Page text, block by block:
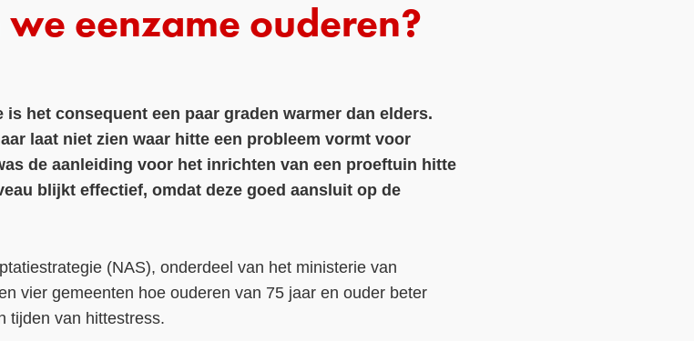
we eenzame ouderen?
het consequent een paar graden warmer dan elders.
laat niet zien waar hitte een probleem vormt voor
de aanleiding voor het inrichten van een proeftuin hitte
blijkt effectief, omdat deze goed aansluit op de
(NAS), onderdeel van het ministerie van
vier gemeenten hoe ouderen van 75 jaar en ouder beter
tijden van hittestress.